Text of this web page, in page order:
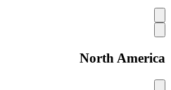
North America